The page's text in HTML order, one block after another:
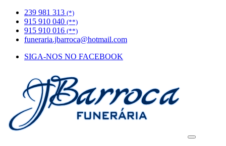
239 981 313 (*)
915 910 040 (**)
915 910 016 (**)
funeraria.jbarroca@hotmail.com
SIGA-NOS NO FACEBOOK